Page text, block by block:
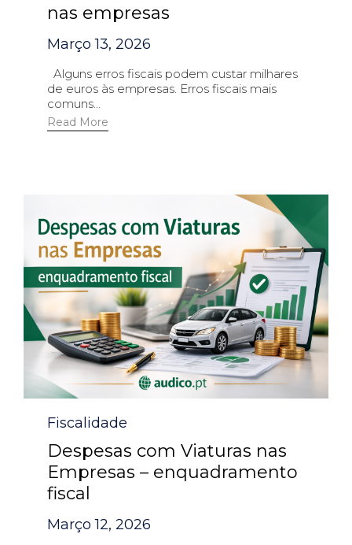
nas empresas
Março 13, 2026
Alguns erros fiscais podem custar milhares
de euros às empresas. Erros fiscais mais
comuns...
Read More
Category
Fiscalidade
Despesas com Viaturas nas
Empresas – enquadramento
fiscal
Março 12, 2026